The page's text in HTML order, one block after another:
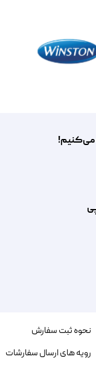
می‌کنیم!
نحوه ثبت سفارش
رویه های ارسال سفارشات